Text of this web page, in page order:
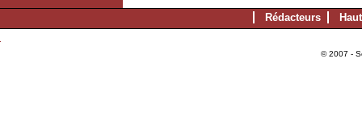
Rédacteurs
© 2007 -